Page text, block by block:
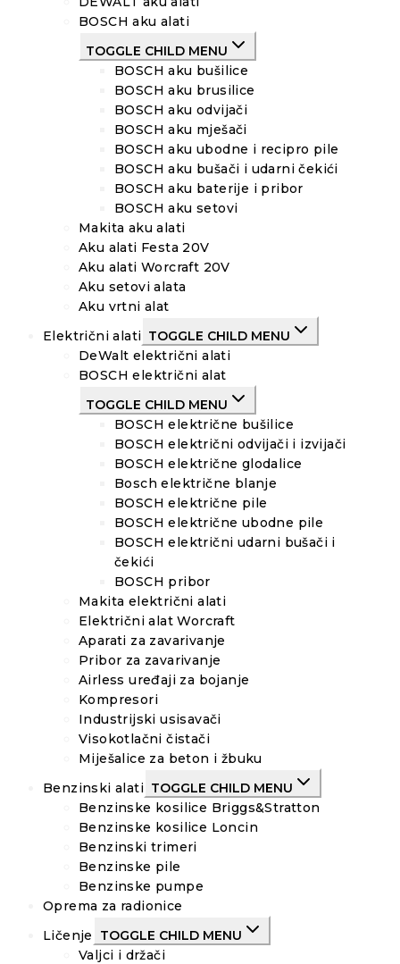
BOSCH aku alati
TOGGLE CHILD MENU
BOSCH aku bušilice
BOSCH aku brusilice
BOSCH aku odvijači
BOSCH aku mješači
BOSCH aku ubodne i recipro pile
BOSCH aku bušači i udarni čekići
BOSCH aku baterije i pribor
BOSCH aku setovi
Makita aku alati
Aku alati Festa 20V
Aku alati Worcraft 20V
Aku setovi alata
Aku vrtni alat
Električni alati TOGGLE CHILD MENU
DeWalt električni alati
BOSCH električni alat
TOGGLE CHILD MENU
BOSCH električne bušilice
BOSCH električni odvijači i izvijači
BOSCH električne glodalice
Bosch električne blanje
BOSCH električne pile
BOSCH električne ubodne pile
BOSCH električni udarni bušači i
čekići
BOSCH pribor
Makita električni alati
Električni alat Worcraft
Aparati za zavarivanje
Pribor za zavarivanje
Airless uređaji za bojanje
Kompresori
Industrijski usisavači
Visokotlačni čistači
Miješalice za beton i žbuku
Benzinski alati TOGGLE CHILD MENU
Benzinske kosilice Briggs&Stratton
Benzinske kosilice Loncin
Benzinski trimeri
Benzinske pile
Benzinske pumpe
Oprema za radionice
Ličenje
TOGGLE CHILD MENU
Valjci i držači